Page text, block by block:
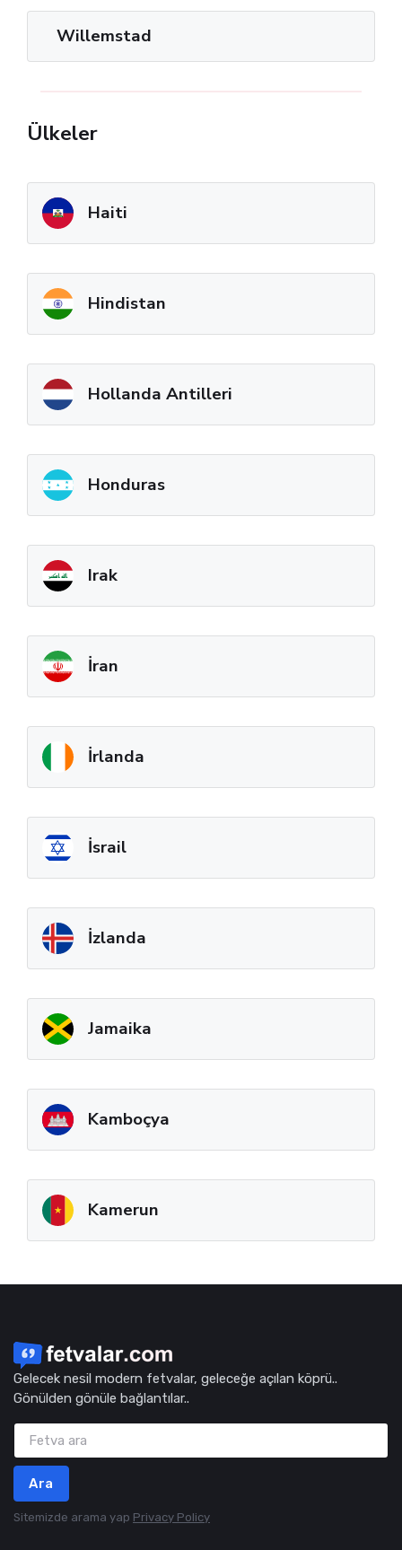
Willemstad
Ülkeler
Haiti
Hindistan
Hollanda Antilleri
Honduras
Irak
İran
İrlanda
İsrail
İzlanda
Jamaika
Kamboçya
Kamerun
Gelecek nesil modern fetvalar, geleceğe açılan köprü..
Gönülden gönüle bağlantılar..
Ara
Sitemizde arama yap Privacy Policy